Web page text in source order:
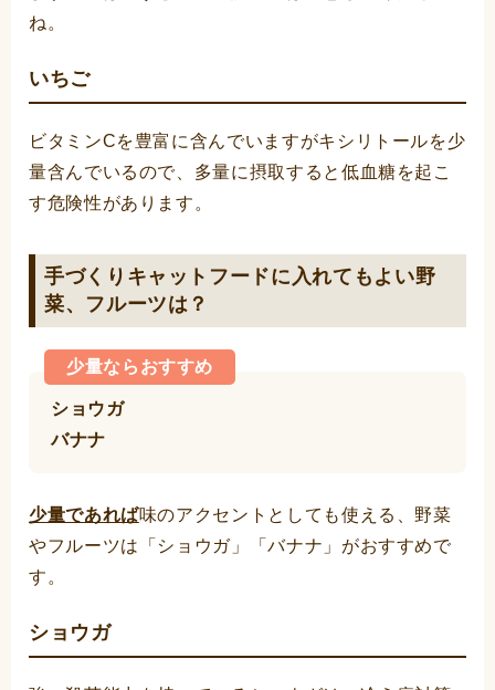
ね。
いちご
ビタミンCを豊富に含んでいますがキシリトールを少
量含んでいるので、多量に摂取すると低血糖を起こ
す危険性があります。
手づくりキャットフードに入れてもよい野
菜、フルーツは？
少量ならおすすめ
ショウガ
バナナ
少量であれば味のアクセントとしても使える、野菜
やフルーツは「ショウガ」「バナナ」がおすすめで
す。
ショウガ